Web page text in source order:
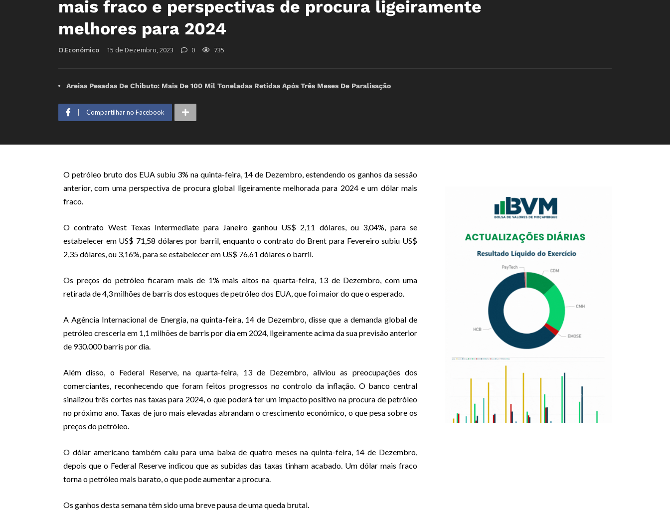
mais fraco e perspectivas de procura ligeiramente
melhores para 2024
O.Económico 15 de Dezembro, 2023 0 735
Areias Pesadas De Chibuto: Mais De 100 Mil Toneladas Retidas Após Três Meses De Paralisação
Compartilhar no Facebook
O petróleo bruto dos EUA subiu 3% na quinta-feira, 14 de Dezembro, estendendo os ganhos da sessão
anterior, com uma perspectiva de procura global ligeiramente melhorada para 2024 e um dólar mais
fraco.
O contrato West Texas Intermediate para Janeiro ganhou US$ 2,11 dólares, ou 3,04%, para se
estabelecer em US$ 71,58 dólares por barril, enquanto o contrato do Brent para Fevereiro subiu US$
2,35 dólares, ou 3,16%, para se estabelecer em US$ 76,61 dólares o barril.
Os preços do petróleo ficaram mais de 1% mais altos na quarta-feira, 13 de Dezembro, com uma
retirada de 4,3 milhões de barris dos estoques de petróleo dos EUA, que foi maior do que o esperado.
A Agência Internacional de Energia, na quinta-feira, 14 de Dezembro, disse que a demanda global de
petróleo cresceria em 1,1 milhões de barris por dia em 2024, ligeiramente acima da sua previsão anterior
de 930.000 barris por dia.
Além disso, o Federal Reserve, na quarta-feira, 13 de Dezembro, aliviou as preocupações dos
comerciantes, reconhecendo que foram feitos progressos no controlo da inflação. O banco central
sinalizou três cortes nas taxas para 2024, o que poderá ter um impacto positivo na procura de petróleo
no próximo ano. Taxas de juro mais elevadas abrandam o crescimento económico, o que pesa sobre os
preços do petróleo.
O dólar americano também caiu para uma baixa de quatro meses na quinta-feira, 14 de Dezembro,
depois que o Federal Reserve indicou que as subidas das taxas tinham acabado. Um dólar mais fraco
torna o petróleo mais barato, o que pode aumentar a procura.
Os ganhos desta semana têm sido uma breve pausa de uma queda brutal.